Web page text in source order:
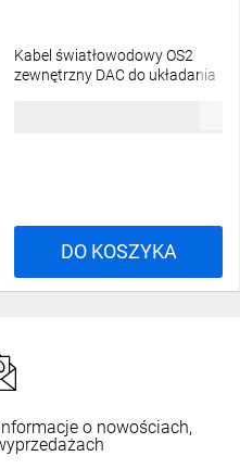
Kabel światłowodowy OS2
zewnętrzny DAC do układania
DO KOSZYKA
o nowościach,